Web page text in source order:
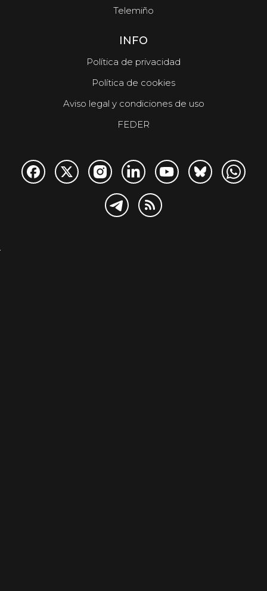
Telemiño
INFO
Política de privacidad
Política de cookies
Aviso legal y condiciones de uso
FEDER